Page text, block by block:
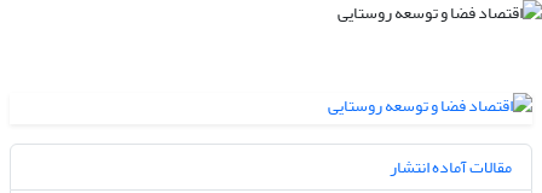
مقالات آماده انتشار